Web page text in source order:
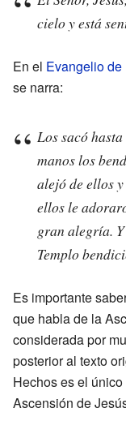
cielo y está
En el Evangelio de
se narra:
Los sacó
manos los
alejó de ellos
ellos le
gran alegría.
Templo
Es importante
que habla de la
considerada por
posterior al texto
Hechos es el
Ascensión de